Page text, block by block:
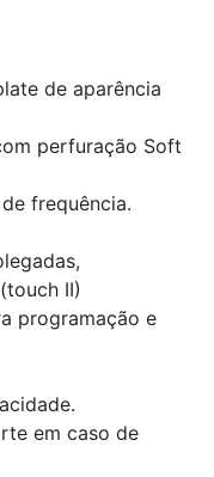
de aparência
perfuração Soft
frequência.
II)
programação e
em caso de